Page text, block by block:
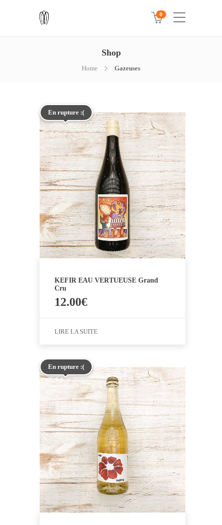
0
Shop
Home Gazeuses
En rupture :(
KEFIR EAU VERTUEUSE Grand
Cru
12.00€
LIRE LA SUITE
En rupture :(